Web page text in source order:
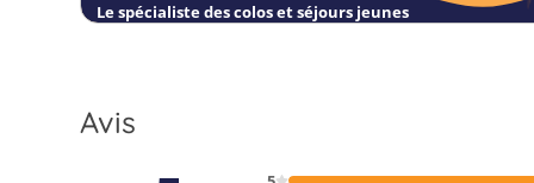
Le spécialiste des colos et séjours jeunes
Avis